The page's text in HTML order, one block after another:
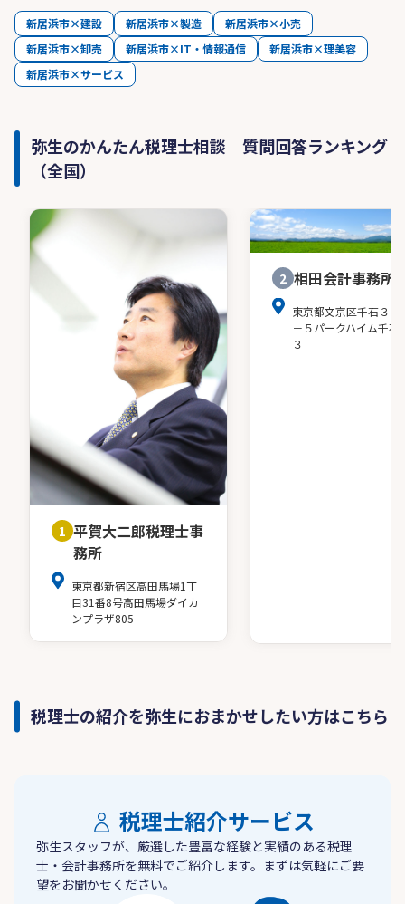
新居浜市×建設 新居浜市×製造
新居浜市×小売
新居浜市×卸売
新居浜市×IT・情報通信
新居浜市×理美容
新居浜市×サービス
弥生のかんたん税理士相談 質問回答ランキング
（全国）
1 平賀大二郎税理士事
務所
東京都新宿区高田馬場1丁
目31番8号高田馬場ダイカ
ンプラザ805
2 相田会計事務所
東京都文京区千石３－
－５パークハイム千石
３
税理士の紹介を弥生におまかせしたい方はこちら
税理士紹介サービス
弥生スタッフが、厳選した豊富な経験と実績のある税理
士・会計事務所を無料でご紹介します。まずは気軽にご要
望をお聞かせください。